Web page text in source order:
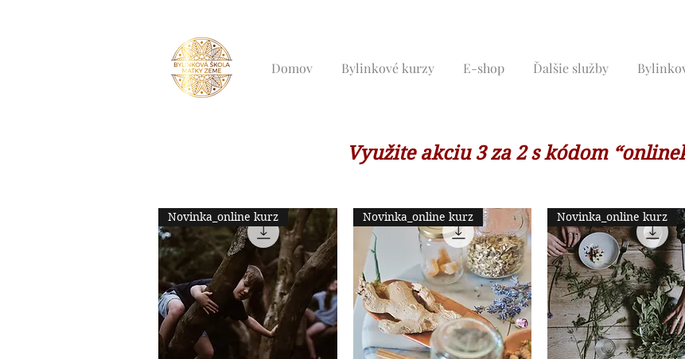
Domov Bylinkové kurzy E-shop Ďalšie služby
Využite akciu 3 za 2 s kódom
Novinka_online kurz Novinka_online kurz Novinka_online kurz